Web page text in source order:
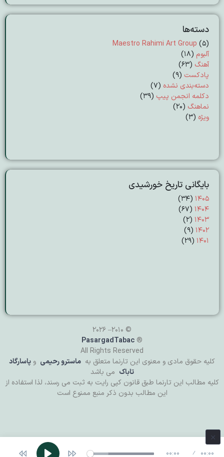
00:00 00:00
دسته‌ها
Maestro Rahimi Art Group (5)
آلبوم (18)
آهنگ (63)
پادکست (9)
دسته‌بندی نشده (7)
دکلمه انجمن پیپ (39)
نماهنگ (20)
ویژه (3)
بایگانی تاریخ خورشیدی
۱۴۰۵ (۳۴)
۱۴۰۴ (۶۷)
۱۴۰۳ (۲)
۱۴۰۲ (۹)
۱۴۰۱ (۲۹)
© 2010– 2026
®
PasargadTabac
All Rights Reserved
كليه حقوق مادی و معنوی اين تارنما متعلق به ماسترو رحیمی و پاسارگاد
تاباک می باشد
کلیه مطالب این تارنما طبق قانون کپی رایت به ثبت می رسند، لذا استفاده از
این مطالب بدون ذکر منبع ممنوع است